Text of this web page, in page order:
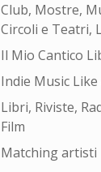
Club, Mostre,
Circoli e Teatri,
Il Mio Cantico
Indie Music Like
Libri, Riviste,
Film
Matching artisti